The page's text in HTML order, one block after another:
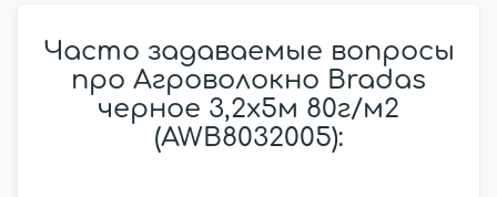
Часто задаваемые вопросы
про Агроволокно Bradas
черное 3,2х5м 80г/м2
(AWB8032005):